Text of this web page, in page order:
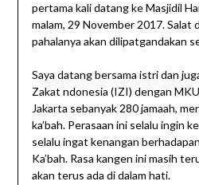
pertama kali datang ke Masjidil
malam, 29 November 2017. Salat
pahalanya akan dilipatgandakan
Saya datang bersama istri dan
Zakat ndonesia (IZI) dengan
Jakarta sebanyak 280 jamaah,
ka’bah. Perasaan ini selalu ingin
selalu ingat kenangan
Ka’bah. Rasa kangen ini masih
akan terus ada di dalam hati.